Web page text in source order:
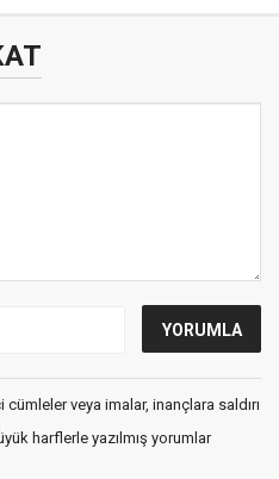
veya imalar, inançlara saldırı
harflerle yazılmış yorumlar